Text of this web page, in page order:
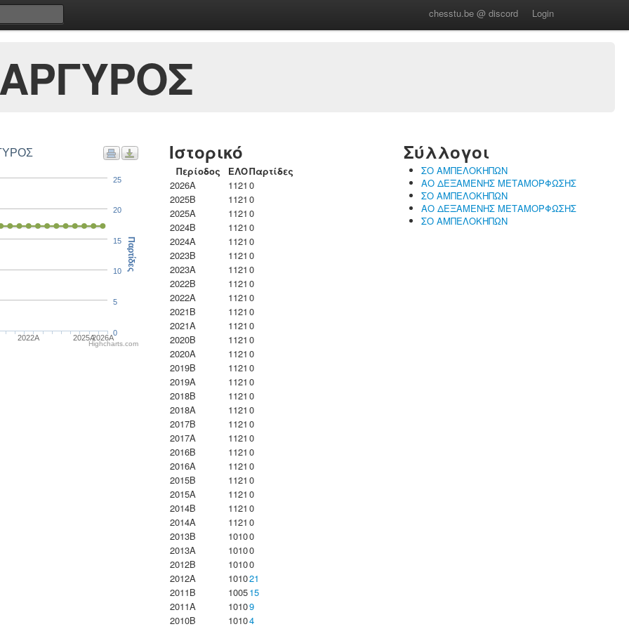
chesstu.be @ discord Login
2022A 2025A2026A
0
5
10
15
20
25
Παρτίδες
Highcharts.com
Ιστορικό
Περίοδος ΕΛΟΠαρτίδες
2026A
1121 0
2025B
1121 0
2025A
1121 0
2024B
1121 0
2024A
1121 0
2023B
1121 0
2023Α
1121 0
2022B
1121 0
2022A
1121 0
2021B
1121 0
2021A
1121 0
2020B
1121 0
2020A
1121 0
2019B
1121 0
2019A
1121 0
2018B
1121 0
2018A
1121 0
2017B
1121 0
2017A
1121 0
2016B
1121 0
2016A
1121 0
2015B
1121 0
2015A
1121 0
2014B
1121 0
2014A
1121 0
2013B
10100
2013A
10100
2012B
10100
2012A
101021
2011B
100515
2011A
10109
2010B
10104
Σύλλογοι
ΣΟ ΑΜΠΕΛΟΚΗΠΩΝ
ΑΟ ΔΕΞΑΜΕΝΗΣ ΜΕΤΑΜΟΡΦΩΣΗΣ
ΣΟ ΑΜΠΕΛΟΚΗΠΩΝ
ΑΟ ΔΕΞΑΜΕΝΗΣ ΜΕΤΑΜΟΡΦΩΣΗΣ
ΣΟ ΑΜΠΕΛΟΚΗΠΩΝ